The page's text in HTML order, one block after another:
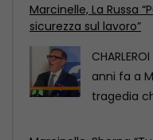
Marcinelle, Sberna
omaggio alle vittime”
agosto